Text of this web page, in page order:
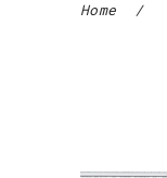
Home /